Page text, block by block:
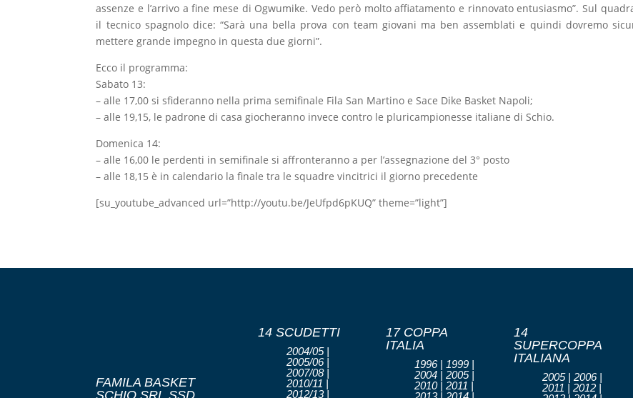
assenze e l’arrivo a fine mese di Ogwumike. Vedo però molto affiatamento e rinnovato entusiasmo”. Sul
il tecnico spagnolo dice: “Sarà una bella prova con team giovani ma ben assemblati e quindi dovremo
mettere grande impegno in questa due giorni”.
Ecco il programma:
Sabato 13:
– alle 17,00 si sfideranno nella prima semifinale Fila San Martino e Sace Dike Basket Napoli;
– alle 19,15, le padrone di casa giocheranno invece contro le pluricampionesse italiane di Schio.
Domenica 14:
– alle 16,00 le perdenti in semifinale si affronteranno a per l’assegnazione del 3° posto
– alle 18,15 è in calendario la finale tra le squadre vincitrici il giorno precedente
[su_youtube_advanced url=”http://youtu.be/JeUfpd6pKUQ” theme=”light”]
FAMILA BASKET
14 SCUDETTI
2004/05 |
2005/06 |
2007/08 |
2010/11 |
2012/13 |
17 COPPA
ITALIA
1996 | 1999 |
2004 | 2005 |
2010 | 2011 |
14
SUPERCOPPA
ITALIANA
2005 | 2006 |
2011 | 2012 |